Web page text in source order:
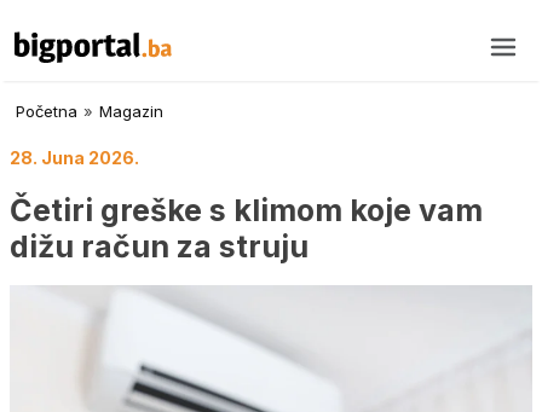
Početna » Magazin
28. Juna 2026.
Četiri greške s klimom koje vam
dižu račun za struju